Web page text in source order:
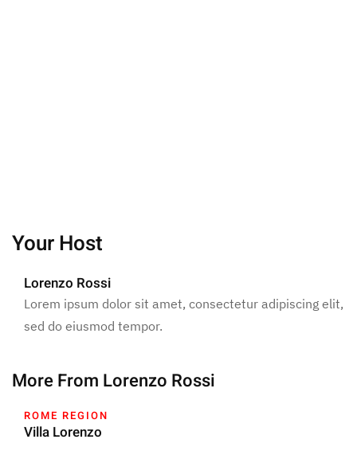
Your Host
Lorenzo Rossi
Lorem ipsum dolor sit amet, consectetur adipiscing elit,
sed do eiusmod tempor.
More From Lorenzo Rossi
ROME REGION
Villa Lorenzo